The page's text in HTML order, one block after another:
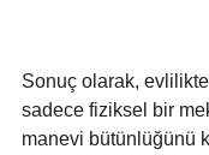
Sonuç olarak, evlilikte
sadece fiziksel bir
manevi bütünlüğünü